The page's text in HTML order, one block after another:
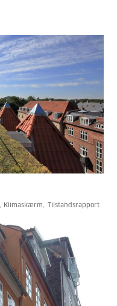
Klimaskærm Tilstandsrapport